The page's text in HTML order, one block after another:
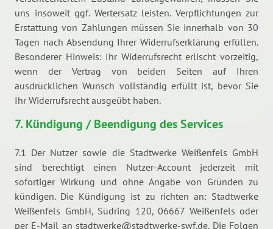
uns insoweit ggf. Wertersatz leisten. Verpflichtungen zur
Erstattung von Zahlungen müssen Sie innerhalb von 30
Tagen nach Absendung Ihrer Widerrufserklärung erfüllen.
Besonderer Hinweis: Ihr Widerrufsrecht erlischt vorzeitig,
wenn der Vertrag von beiden Seiten auf Ihren
ausdrücklichen Wunsch vollständig erfüllt ist, bevor Sie
Ihr Widerrufsrecht ausgeübt haben.
7. Kündigung / Beendigung des Services
7.1 Der Nutzer sowie die Stadtwerke Weißenfels GmbH
sind berechtigt einen Nutzer-Account jederzeit mit
sofortiger Wirkung und ohne Angabe von Gründen zu
kündigen. Die Kündigung ist zu richten an: Stadtwerke
Weißenfels GmbH, Südring 120, 06667 Weißenfels oder
per E-Mail an stadtwerke@stadtwerke-swf.de. Die Folgen